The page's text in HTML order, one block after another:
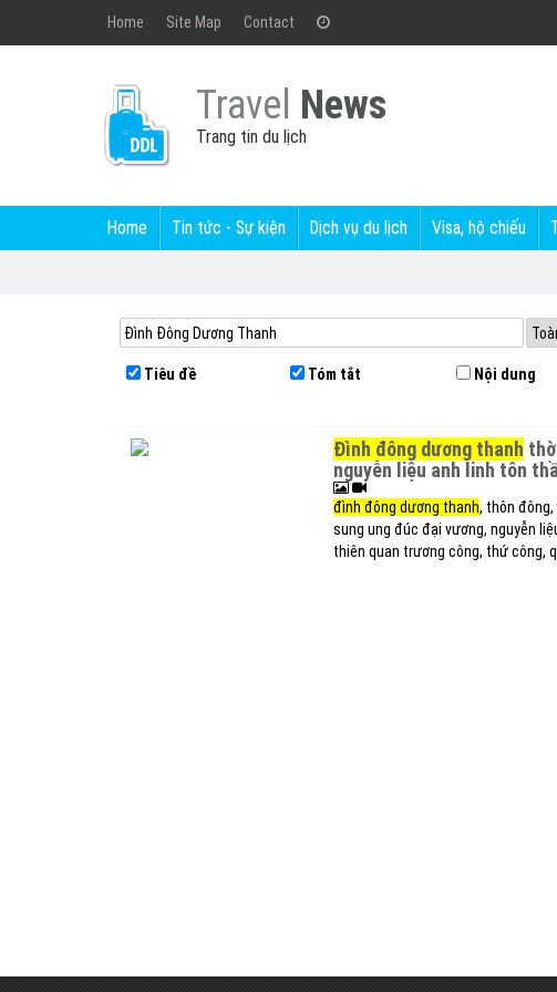
Home Site Map Contact
Travel News
Trang tin du lịch
Home Tin tức - Sự kiện Dịch vụ du lịch Visa, hộ chiếu
Tiêu đề Tóm tắt Nội dung
đình đông dương thanh
nguyễn liệu anh linh tôn
đình đông dương thanh, thôn
sung ung đúc đại vương, nguyễn
thiên quan trương công, thứ công,